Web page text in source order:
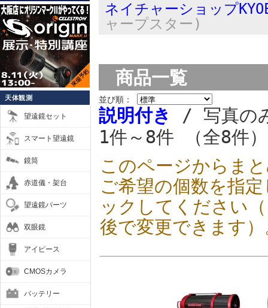
天体観測
望遠鏡セット
スマート望遠鏡
鏡筒
赤道儀・架台
望遠鏡パーツ
双眼鏡
アイピース
CMOSカメラ
バッテリー
ネイチャーショップ
ャープスター)
商品一覧
並び順：
説明付き
/ 写真の
1件～8件 （全8件）
このページからま
ご希望の個数を指
ックしてください
後で変更できます